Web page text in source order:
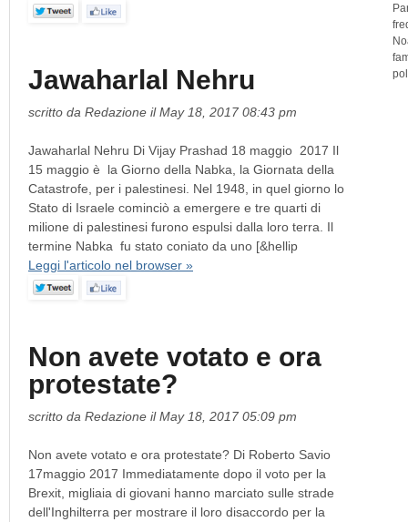
Jawaharlal Nehru
scritto da Redazione il May 18, 2017 08:43 pm
Jawaharlal Nehru Di Vijay Prashad 18 maggio 2017 Il
15 maggio è la Giorno della Nabka, la Giornata della
Catastrofe, per i palestinesi. Nel 1948, in quel giorno lo
Stato di Israele cominciò a emergere e tre quarti di
milione di palestinesi furono espulsi dalla loro terra. Il
termine Nabka fu stato coniato da uno [&hellip
Leggi l'articolo nel browser »
Non avete votato e ora
protestate?
scritto da Redazione il May 18, 2017 05:09 pm
Non avete votato e ora protestate? Di Roberto Savio
17maggio 2017 Immediatamente dopo il voto per la
Brexit, migliaia di giovani hanno marciato sulle strade
dell'Inghilterra per mostrare il loro disaccordo per la